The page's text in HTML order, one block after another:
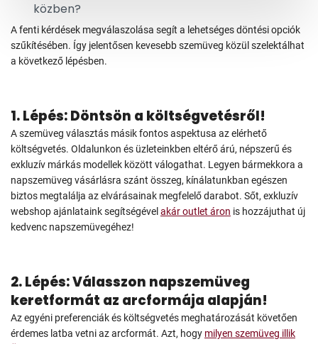
közben?
A fenti kérdések megválaszolása segít a lehetséges döntési opciók
szűkítésében. Így jelentősen kevesebb szemüveg közül szelektálhat
a következő lépésben.
1. Lépés: Döntsön a költségvetésről!
A szemüveg választás másik fontos aspektusa az elérhető
költségvetés. Oldalunkon és üzleteinkben eltérő árú, népszerű és
exkluzív márkás modellek között válogathat. Legyen bármekkora a
napszemüveg vásárlásra szánt összeg, kínálatunkban egészen
biztos megtalálja az elvárásainak megfelelő darabot. Sőt, exkluzív
webshop ajánlataink segítségével akár outlet áron is hozzájuthat új
kedvenc napszemüvegéhez!
2. Lépés: Válasszon napszemüveg
keretformát az arcformája alapján!
Az egyéni preferenciák és költségvetés meghatározását követően
érdemes latba vetni az arcformát. Azt, hogy milyen szemüveg illik